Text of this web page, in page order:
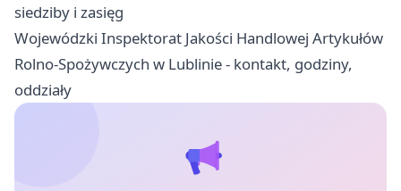
siedziby i zasięg
Wojewódzki Inspektorat Jakości Handlowej Artykułów
Rolno-Spożywczych w Lublinie - kontakt, godziny,
oddziały